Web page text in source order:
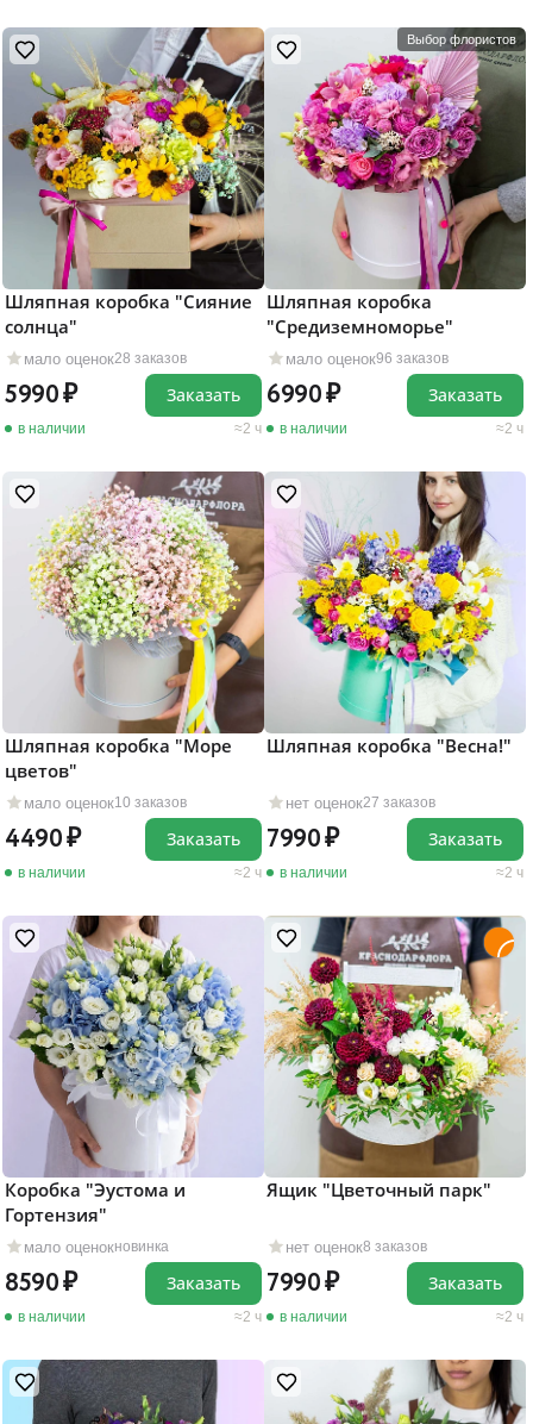
мало оценок28 заказов
Шляпная коробка "Сияние
солнца"
5990
в наличии 2 ч
Заказать
Выбор флористов
мало оценок96 заказов
Шляпная коробка
"Средиземноморье"
6990
в наличии 2 ч
Заказать
мало оценок10 заказов
Шляпная коробка "Море
цветов"
4490
в наличии 2 ч
Заказать
нет оценок27 заказов
Шляпная коробка "Весна!"
7990
в наличии 2 ч
Заказать
мало оценокновинка
Коробка "Эустома и
Гортензия"
8590
в наличии 2 ч
Заказать
нет оценок8 заказов
Ящик "Цветочный парк"
7990
в наличии 2 ч
Заказать